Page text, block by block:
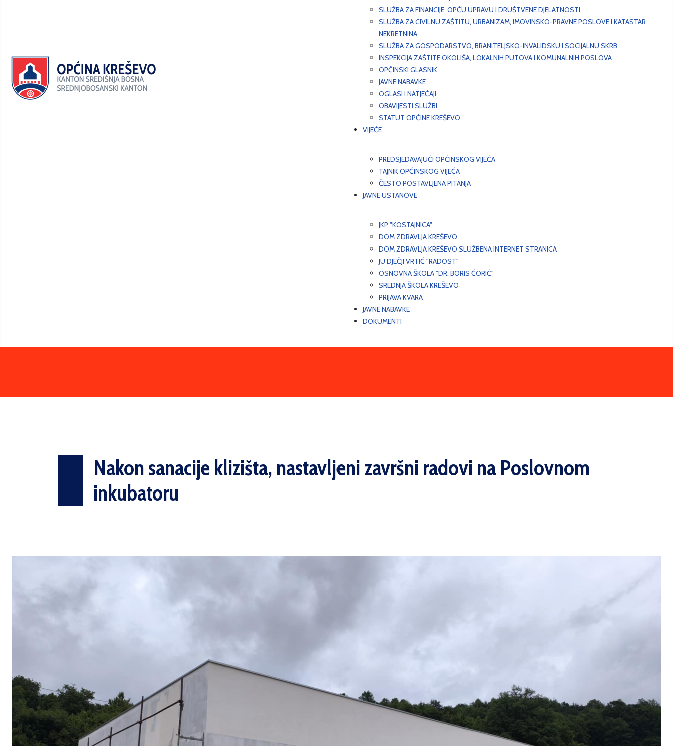
SLUŽBA ZA FINANCIJE, OPĆU UPRAVU I DRUŠTVENE DJELATNOSTI
SLUŽBA ZA CIVILNU ZAŠTITU, URBANIZAM, IMOVINSKO-PRAVNE POSLOVE I KATASTAR
NEKRETNINA
SLUŽBA ZA GOSPODARSTVO, BRANITELJSKO-INVALIDSKU I SOCIJALNU SKRB
INSPEKCIJA ZAŠTITE OKOLIŠA, LOKALNIH PUTOVA I KOMUNALNIH POSLOVA
OPĆINSKI GLASNIK
JAVNE NABAVKE
OGLASI I NATJEČAJI
OBAVIJESTI SLUŽBI
STATUT OPĆINE KREŠEVO
VIJEĆE
PREDSJEDAVAJUĆI OPĆINSKOG VIJEĆA
TAJNIK OPĆINSKOG VIJEĆA
ČESTO POSTAVLJENA PITANJA
JAVNE USTANOVE
JKP "KOSTAJNICA"
DOM ZDRAVLJA KREŠEVO
DOM ZDRAVLJA KREŠEVO SLUŽBENA INTERNET STRANICA
JU DJEČJI VRTIĆ "RADOST"
OSNOVNA ŠKOLA "DR. BORIS ĆORIĆ"
SREDNJA ŠKOLA KREŠEVO
PRIJAVA KVARA
JAVNE NABAVKE
DOKUMENTI
Nakon sanacije klizišta, nastavljeni završni radovi na Poslovnom
inkubatoru